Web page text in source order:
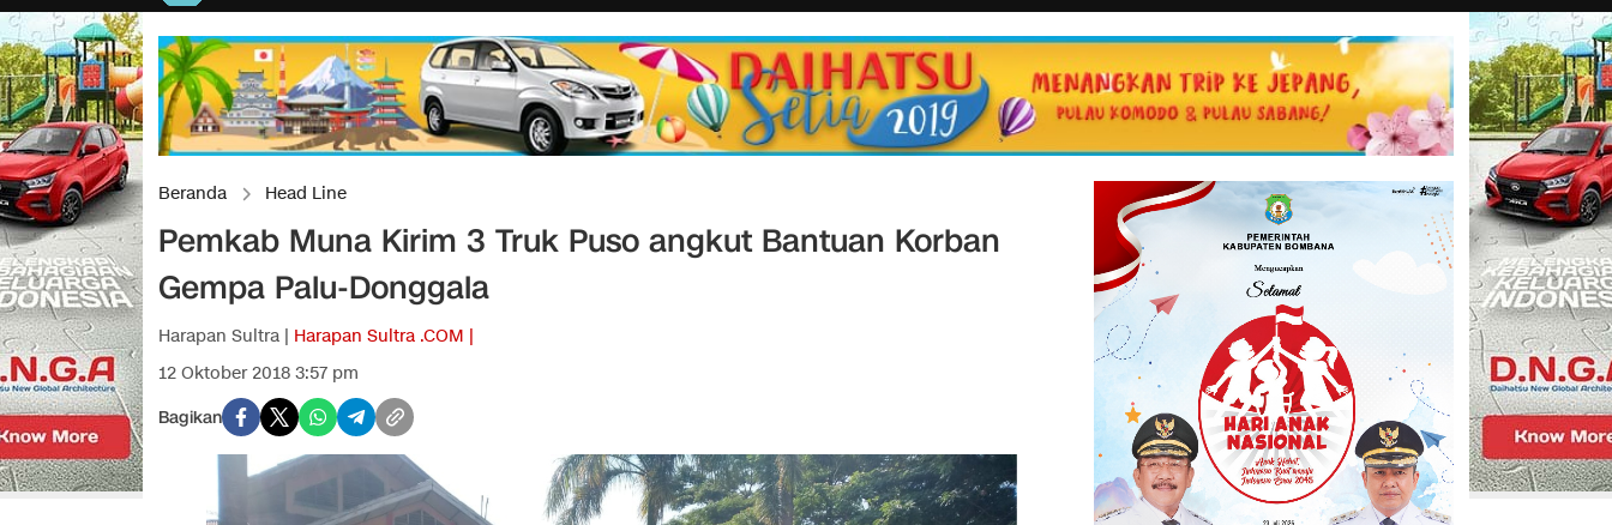
Beranda Head Line
Pemkab Muna Kirim 3 Truk Puso angkut Bantuan Korban
Gempa Palu-Donggala
Harapan Sultra | Harapan Sultra .COM |
12 Oktober 2018 3:57 pm
Bagikan